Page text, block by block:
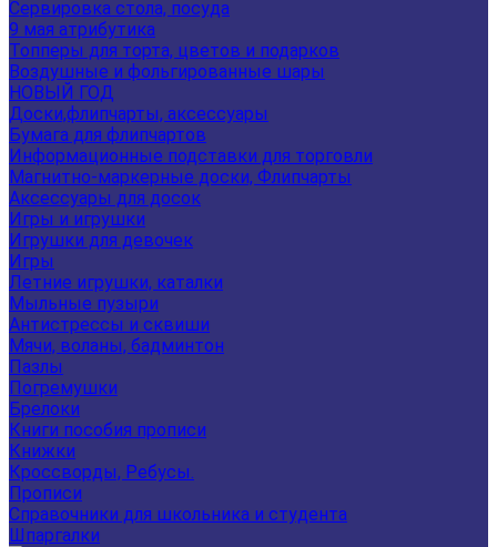
Сервировка стола, посуда
9 мая атрибутика
Топперы для торта, цветов и подарков
Воздушные и фольгированные шары
НОВЫЙ ГОД
Доски,флипчарты, аксессуары
Бумага для флипчартов
Информационные подставки для торговли
Магнитно-маркерные доски, Флипчарты
Аксессуары для досок
Игры и игрушки
Игрушки для девочек
Игры
Летние игрушки, каталки
Мыльные пузыри
Антистрессы и сквиши
Мячи, воланы, бадминтон
Пазлы
Погремушки
Брелоки
Книги пособия прописи
Книжки
Кроссворды, Ребусы.
Прописи
Справочники для школьника и студента
Шпаргалки